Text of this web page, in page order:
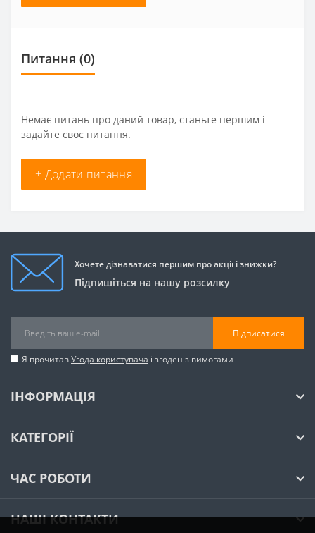
Питання (0)
Немає питань про даний товар, станьте першим і
задайте своє питання.
+ Додати питання
Хочете дізнаватися першим про акції і знижки?
Підпишіться на нашу розсилку
Підписатися
Я прочитавУгода користувача і згоден з вимогами
ІНФОРМАЦІЯ
КАТЕГОРІЇ
ЧАС РОБОТИ
НАШІ КОНТАКТИ